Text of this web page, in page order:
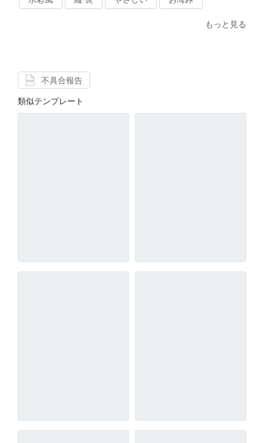
もっと見る
不具合報告
類似テンプレート